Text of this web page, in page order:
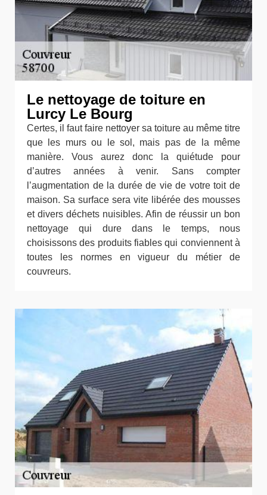
Le nettoyage de toiture en
Lurcy Le Bourg
Certes, il faut faire nettoyer sa toiture au même titre
que les murs ou le sol, mais pas de la même
manière. Vous aurez donc la quiétude pour
d’autres années à venir. Sans compter
l’augmentation de la durée de vie de votre toit de
maison. Sa surface sera vite libérée des mousses
et divers déchets nuisibles. Afin de réussir un bon
nettoyage qui dure dans le temps, nous
choisissons des produits fiables qui conviennent à
toutes les normes en vigueur du métier de
couvreurs.